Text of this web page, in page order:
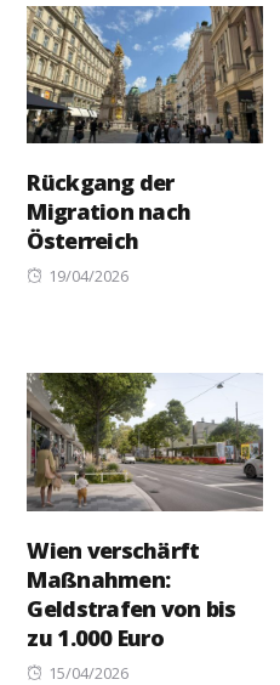
Rückgang der
Migration nach
Österreich
Posted
19/04/2026
Wien verschärft
Maßnahmen:
Geldstrafen von bis
zu 1.000 Euro
Posted
15/04/2026